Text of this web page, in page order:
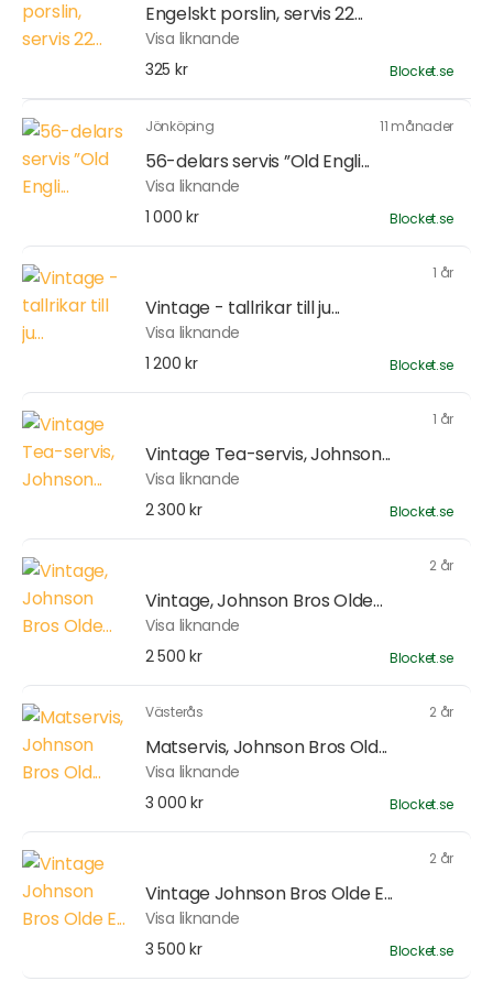
Engelskt porslin, servis 22...
Visa liknande
325 kr
Blocket.se
Jönköping 11 månader
56-delars servis ”Old Engli...
Visa liknande
1 000 kr
Blocket.se
1 år
Vintage - tallrikar till ju...
Visa liknande
1 200 kr
Blocket.se
1 år
Vintage Tea-servis, Johnson...
Visa liknande
2 300 kr
Blocket.se
2 år
Vintage, Johnson Bros Olde...
Visa liknande
2 500 kr
Blocket.se
Västerås 2 år
Matservis, Johnson Bros Old...
Visa liknande
3 000 kr
Blocket.se
2 år
Vintage Johnson Bros Olde E...
Visa liknande
3 500 kr
Blocket.se